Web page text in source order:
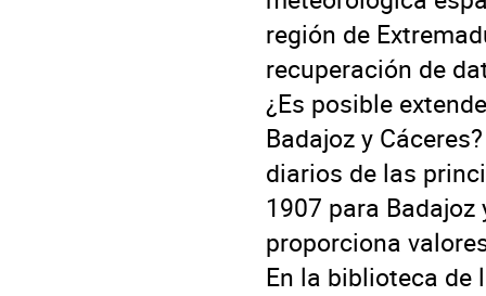
región de
recuperación de
¿Es posible
Badajoz y
diarios de las
1907 para
proporciona
En la biblioteca de